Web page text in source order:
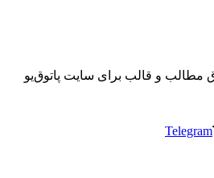
مطالب و قالب برای سایت پاتوق‌یو
Telegram